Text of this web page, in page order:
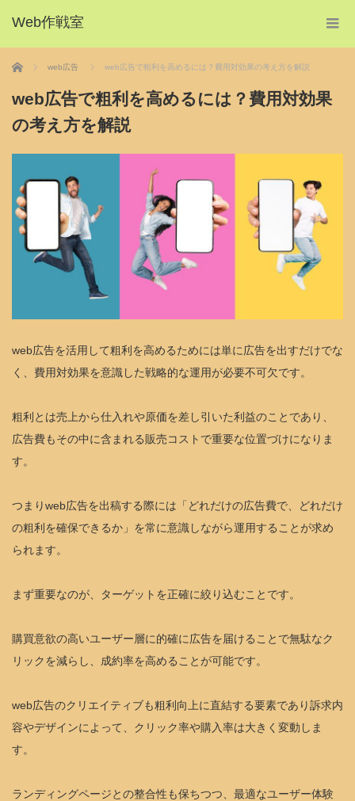
Web作戦室
ホーム web広告 web広告で粗利を高めるには？費用対効果の考え方を解説
web広告で粗利を高めるには？費用対効果
の考え方を解説
web広告を活用して粗利を高めるためには単に広告を出すだけでな
く、費用対効果を意識した戦略的な運用が必要不可欠です。
粗利とは売上から仕入れや原価を差し引いた利益のことであり、
広告費もその中に含まれる販売コストで重要な位置づけになりま
す。
つまりweb広告を出稿する際には「どれだけの広告費で、どれだけ
の粗利を確保できるか」を常に意識しながら運用することが求め
られます。
まず重要なのが、ターゲットを正確に絞り込むことです。
購買意欲の高いユーザー層に的確に広告を届けることで無駄なク
リックを減らし、成約率を高めることが可能です。
web広告のクリエイティブも粗利向上に直結する要素であり訴求内
容やデザインによって、クリック率や購入率は大きく変動しま
す。
ランディングページとの整合性も保ちつつ、最適なユーザー体験